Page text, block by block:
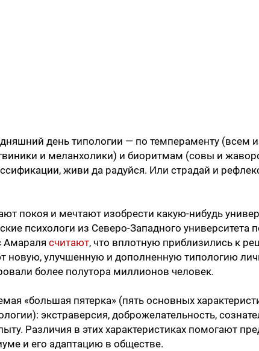
день типологии — по темпераменту (всем
и меланхолики) и биоритмам (совы и
живи да радуйся. Или страдай и
покоя и мечтают изобрести какую-нибудь
психологи из Северо-Западного университета
Амараля считают, что вплотную приблизились к
новую, улучшенную и дополненную типологию
более полутора миллионов человек.
«большая пятерка» (пять основных
экстраверсия, доброжелательность,
Различия в этих характеристиках помогают
и его адаптацию в обществе.